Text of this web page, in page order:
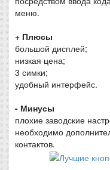
меню.
+ Плюсы
большой дисплей;
низкая цена;
3 симки;
удобный интерфейс.
- Минусы
плохие заводские
необходимо
контактов.